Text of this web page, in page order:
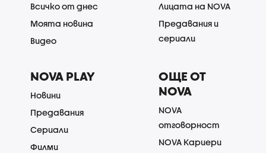
Всичко от днес
Моята новина
Видео
Лицата на NOVA
Предавания и
сериали
NOVA PLAY
Новини
Предавания
Сериали
Филми
ОЩЕ ОТ
NOVA
NOVA
отговорност
NOVA Кариери